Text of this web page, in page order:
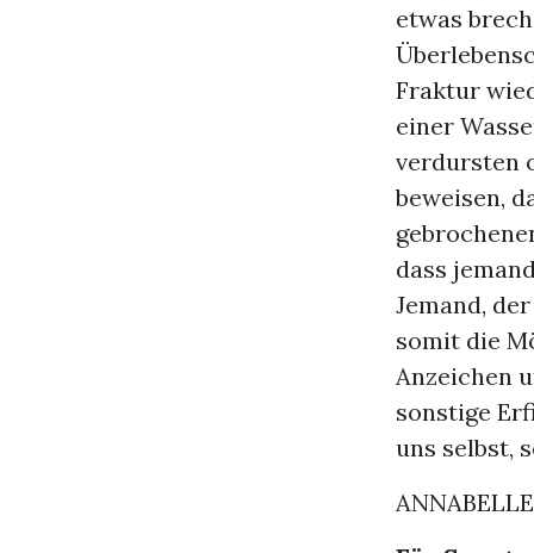
etwas
Fraktur
einer
verdursten
beweisen,
dass
Jemand,
somit die
Anzeichen
sonstige
uns selbst,